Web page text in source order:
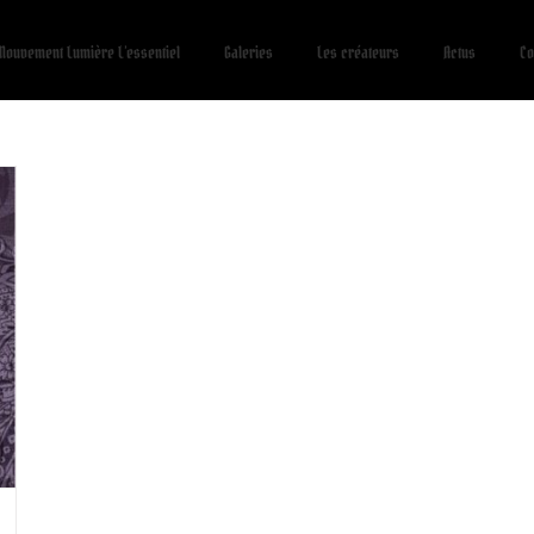
Lumière L’essentiel Galeries Les créateurs Actus